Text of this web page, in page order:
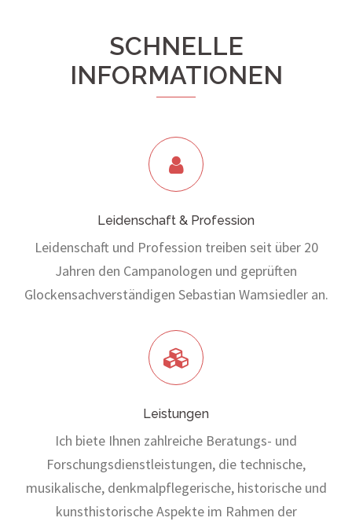
SCHNELLE
INFORMATIONEN
Leidenschaft & Profession
Leidenschaft und Profession treiben seit über 20
Jahren den Campanologen und geprüften
Glockensachverständigen Sebastian Wamsiedler an.
Leistungen
Ich biete Ihnen zahlreiche Beratungs- und
Forschungsdienstleistungen, die technische,
musikalische, denkmalpflegerische, historische und
kunsthistorische Aspekte im Rahmen der